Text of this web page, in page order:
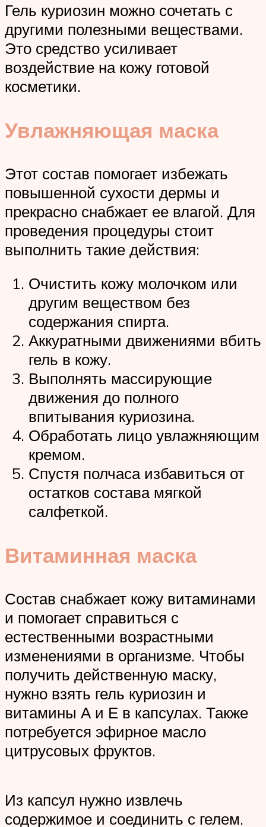
Гель куриозин можно сочетать с
другими полезными веществами.
Это средство усиливает
воздействие на кожу готовой
косметики.
Увлажняющая маска
Этот состав помогает избежать
повышенной сухости дермы и
прекрасно снабжает ее влагой. Для
проведения процедуры стоит
выполнить такие действия:
Очистить кожу молочком или
другим веществом без
содержания спирта.
Аккуратными движениями вбить
гель в кожу.
Выполнять массирующие
движения до полного
впитывания куриозина.
Обработать лицо увлажняющим
кремом.
Спустя полчаса избавиться от
остатков состава мягкой
салфеткой.
Витаминная маска
Состав снабжает кожу витаминами
и помогает справиться с
естественными возрастными
изменениями в организме. Чтобы
получить действенную маску,
нужно взять гель куриозин и
витамины А и Е в капсулах. Также
потребуется эфирное масло
цитрусовых фруктов.
Из капсул нужно извлечь
содержимое и соединить с гелем.